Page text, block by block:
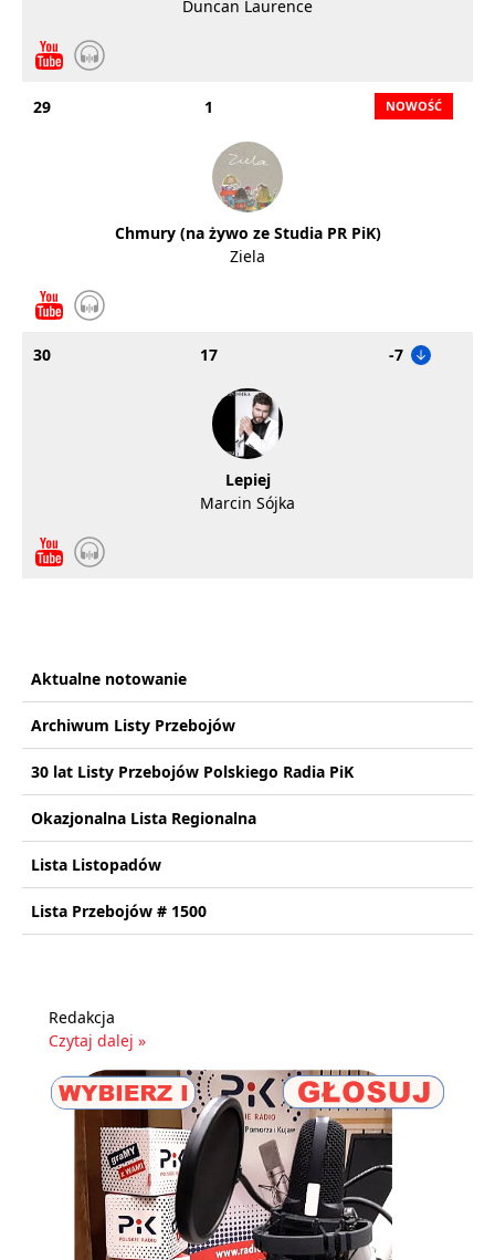
Duncan Laurence
29 1
Chmury (na żywo ze Studia PR PiK)
Ziela
30 17 -7
Lepiej
Marcin Sójka
Aktualne notowanie
Archiwum Listy Przebojów
30 lat Listy Przebojów Polskiego Radia PiK
Okazjonalna Lista Regionalna
Lista Listopadów
Lista Przebojów # 1500
Redakcja
Czytaj dalej »